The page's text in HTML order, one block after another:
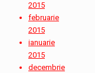
2015
februarie
2015
ianuarie
2015
decembrie